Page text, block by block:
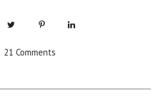
21 Comments